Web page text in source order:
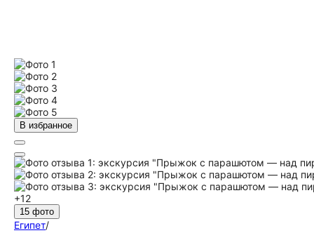
В избранное
+12
15 фото
Египет/